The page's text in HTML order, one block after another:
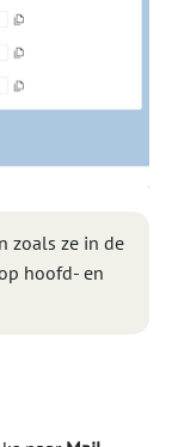
zoals ze in de
hoofd- en